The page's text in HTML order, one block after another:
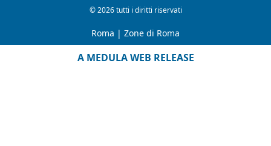
© 2026 tutti i diritti riservati
Roma | Zone di Roma
A MEDULA WEB RELEASE